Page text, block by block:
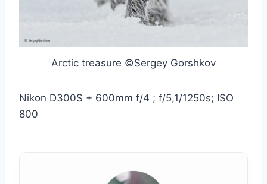
Arctic treasure ©Sergey Gorshkov
Nikon D300S + 600mm f/4 ; f/5,1/1250s; ISO
800